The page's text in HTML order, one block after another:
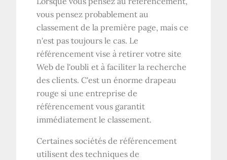
vous pensez probablement au
classement de la première page, mais ce
n'est pas toujours le cas. Le
référencement vise à retirer votre site
Web de l'oubli et à faciliter la recherche
des clients. C'est un énorme drapeau
rouge si une entreprise de
référencement vous garantit
immédiatement le classement.
Certaines sociétés de référencement
utilisent des techniques de